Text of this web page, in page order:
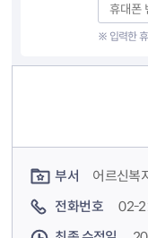
※ 입력한
부서
어르신복
전화번호
02-